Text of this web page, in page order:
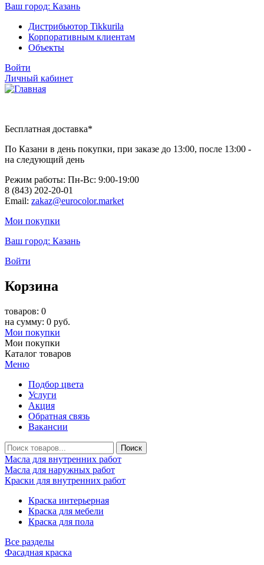
Ваш город: Казань
Дистрибьютор Tikkurila
Корпоративным клиентам
Объекты
Войти
Личный кабинет
Бесплатная доставка*
По Казани в день покупки, при заказе до 13:00, после 13:00 -
на следующий день
Режим работы: Пн-Вc: 9:00-19:00
8 (843) 202-20-01
Email: zakaz@eurocolor.market
Мои покупки
Ваш город: Казань
Войти
Корзина
товаров: 0
на сумму: 0 руб.
Мои покупки
Мои покупки
Каталог товаров
Меню
Подбор цвета
Услуги
Акция
Обратная связь
Вакансии
Масла для внутренних работ
Масла для наружных работ
Краски для внутренних работ
Краска интерьерная
Краска для мебели
Краска для пола
Все разделы
Фасадная краска